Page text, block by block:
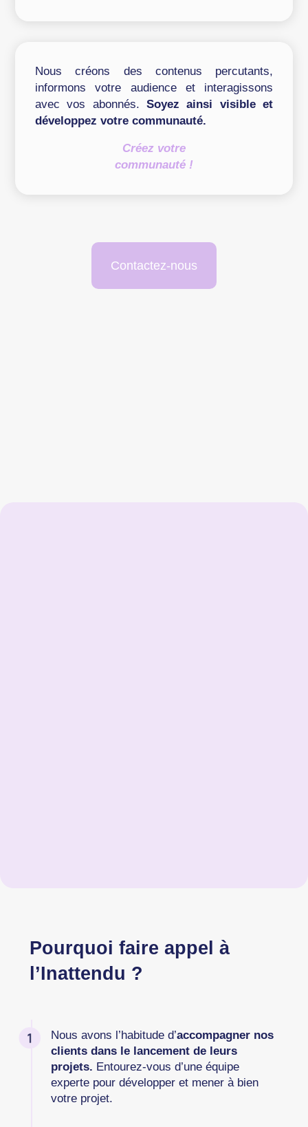
Nous créons des contenus percutants,
informons votre audience et interagissons
avec vos abonnés. Soyez ainsi visible et
développez votre communauté.
Créez votre
communauté !
Contactez-nous
Pourquoi faire appel à
l’Inattendu ?
Nous avons l’habitude d’accompagner nos
clients dans le lancement de leurs
projets. Entourez-vous d’une équipe
experte pour développer et mener à bien
votre projet.